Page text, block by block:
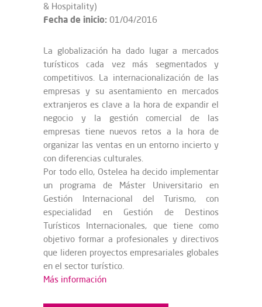
& Hospitality)
Fecha de inicio: 01/04/2016
La globalización ha dado lugar a mercados
turísticos cada vez más segmentados y
competitivos. La internacionalización de las
empresas y su asentamiento en mercados
extranjeros es clave a la hora de expandir el
negocio y la gestión comercial de las
empresas tiene nuevos retos a la hora de
organizar las ventas en un entorno incierto y
con diferencias culturales.
Por todo ello, Ostelea ha decido implementar
un programa de Máster Universitario en
Gestión Internacional del Turismo, con
especialidad en Gestión de Destinos
Turísticos Internacionales, que tiene como
objetivo formar a profesionales y directivos
que lideren proyectos empresariales globales
en el sector turístico.
Más información